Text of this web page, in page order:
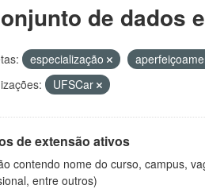
de dados
especialização
UFSCar
de extensão ativos
contendo nome do curso, campus,
entre outros)